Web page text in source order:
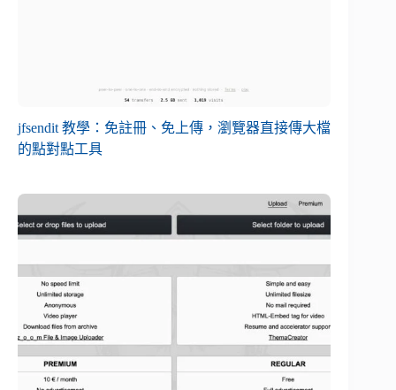
jfsendit 教學：免註冊、免上傳，瀏覽器直接傳大檔
的點對點工具